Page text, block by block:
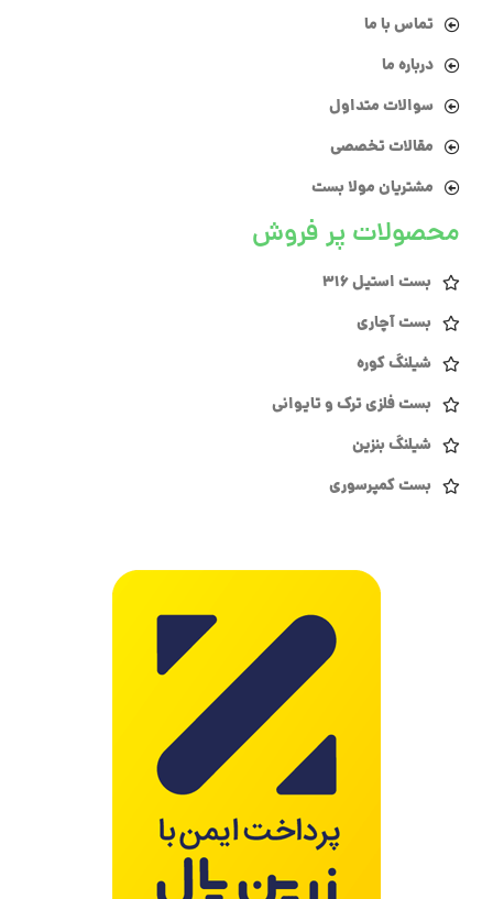
تماس با ما
درباره ما
سوالات متداول
مقالات تخصصی
مشتریان مولا بست
محصولات پر فروش
بست استیل 316
بست آچاری
شیلنگ کوره
بست فلزی ترک و تایوانی
شیلنگ بنزین
بست کمپرسوری